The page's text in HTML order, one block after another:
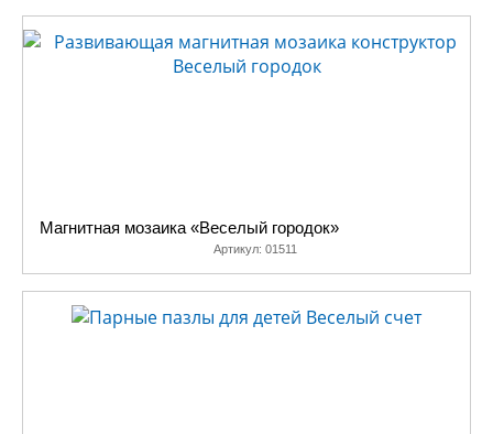
Магнитная мозаика «Веселый городок»
Артикул: 01511